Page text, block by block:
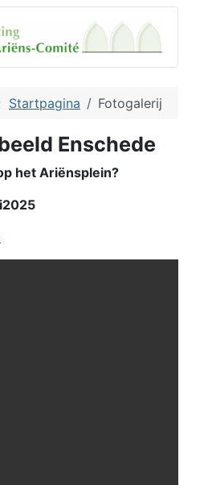
Startpagina Fotogalerij
Enschede
het Ariënsplein?